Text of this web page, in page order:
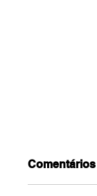
Comentários